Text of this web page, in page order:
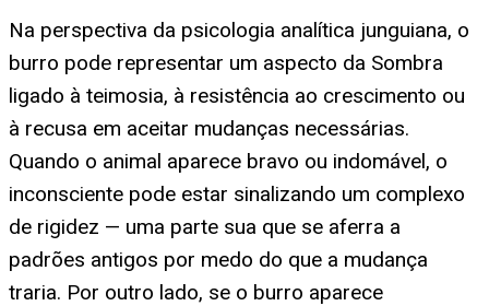
Na perspectiva da psicologia analítica junguiana, o
burro pode representar um aspecto da Sombra
ligado à teimosia, à resistência ao crescimento ou
à recusa em aceitar mudanças necessárias.
Quando o animal aparece bravo ou indomável, o
inconsciente pode estar sinalizando um complexo
de rigidez — uma parte sua que se aferra a
padrões antigos por medo do que a mudança
traria. Por outro lado, se o burro aparece